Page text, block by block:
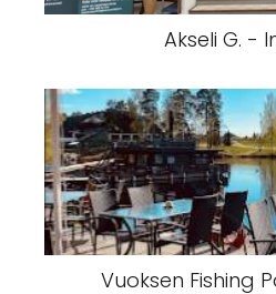
Akseli G. -
Vuoksen Fishing